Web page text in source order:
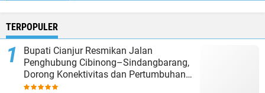
TERPOPULER
Bupati Cianjur Resmikan Jalan
Penghubung Cibinong–Sindangbarang,
Dorong Konektivitas dan Pertumbuhan
Ekonomi Cianjur Selatan